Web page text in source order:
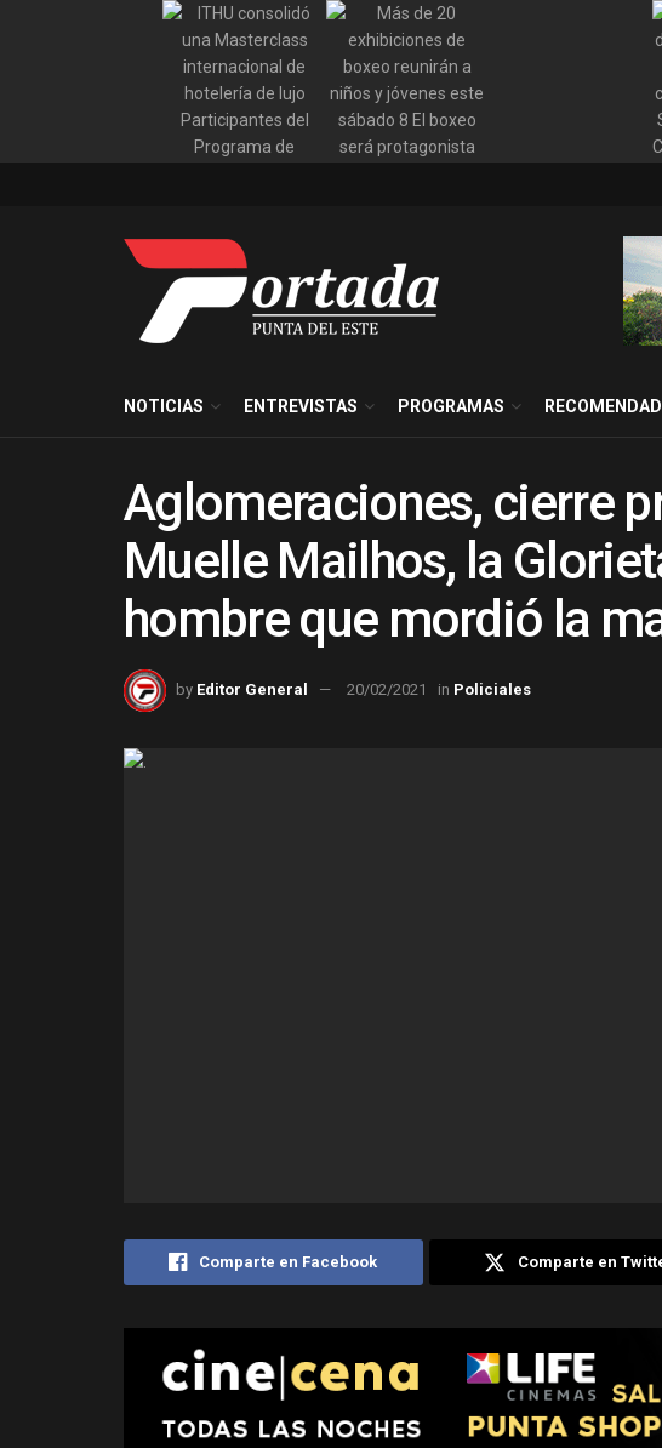
NOTICIAS ENTREVISTAS PROGRAMAS
Aglomeraciones, cierre
Muelle Mailhos, la
hombre que mordió la
by Editor General 20/02/2021 in Policiales
Comparte en Facebook Comparte en